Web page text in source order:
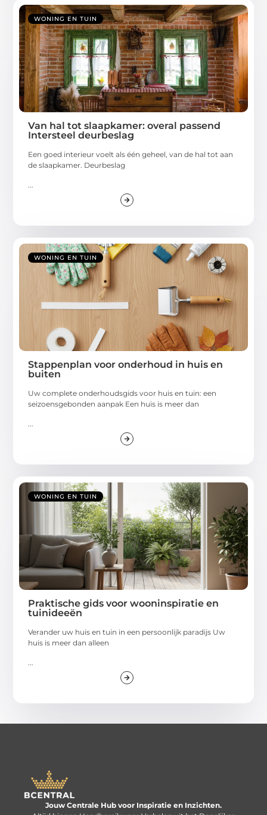
WONING EN TUIN
Van hal tot slaapkamer: overal passend
Intersteel deurbeslag
Een goed interieur voelt als één geheel, van de hal tot aan
de slaapkamer. Deurbeslag
WONING EN TUIN
Stappenplan voor onderhoud in huis en
buiten
Uw complete onderhoudsgids voor huis en tuin: een
seizoensgebonden aanpak Een huis is meer dan
WONING EN TUIN
Praktische gids voor wooninspiratie en
tuinideeën
Verander uw huis en tuin in een persoonlijk paradijs Uw
huis is meer dan alleen
Jouw Centrale Hub voor Inspiratie en Inzichten.